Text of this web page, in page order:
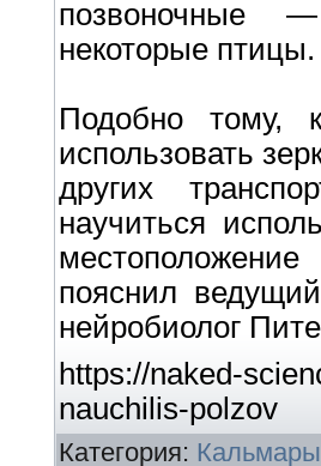
позвоночные
некоторые птицы.
Подобно тому,
использовать
других
научиться
пояснил
нейробиолог
https://naked-
nauchilis-polzov
Категория: